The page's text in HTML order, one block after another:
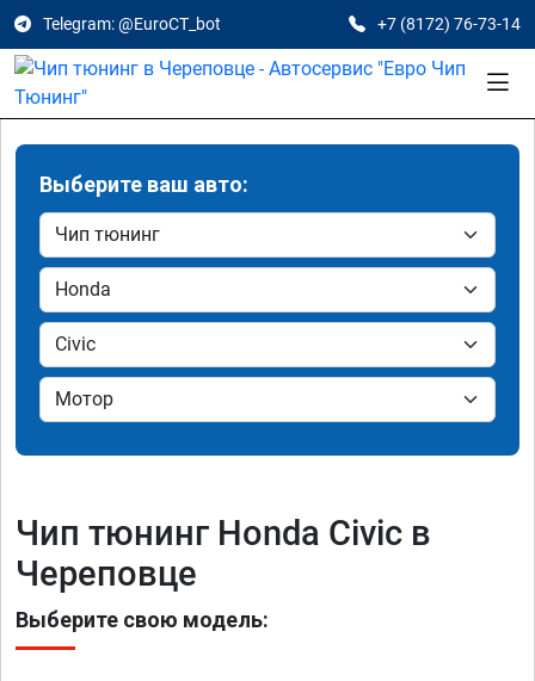
Telegram: @EuroCT_bot +7 (8172) 76-73-14
Выберите ваш авто:
Чип тюнинг Honda Civic в
Череповце
Выберите свою модель: